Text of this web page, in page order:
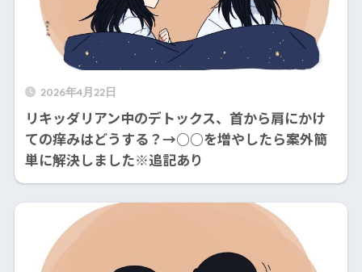
2026年4月22日
リキッダリアン中のデトックス、首から肩にかけ
ての痒みはどうする？→○○を増やしたら案外簡
単に解決しました※追記あり